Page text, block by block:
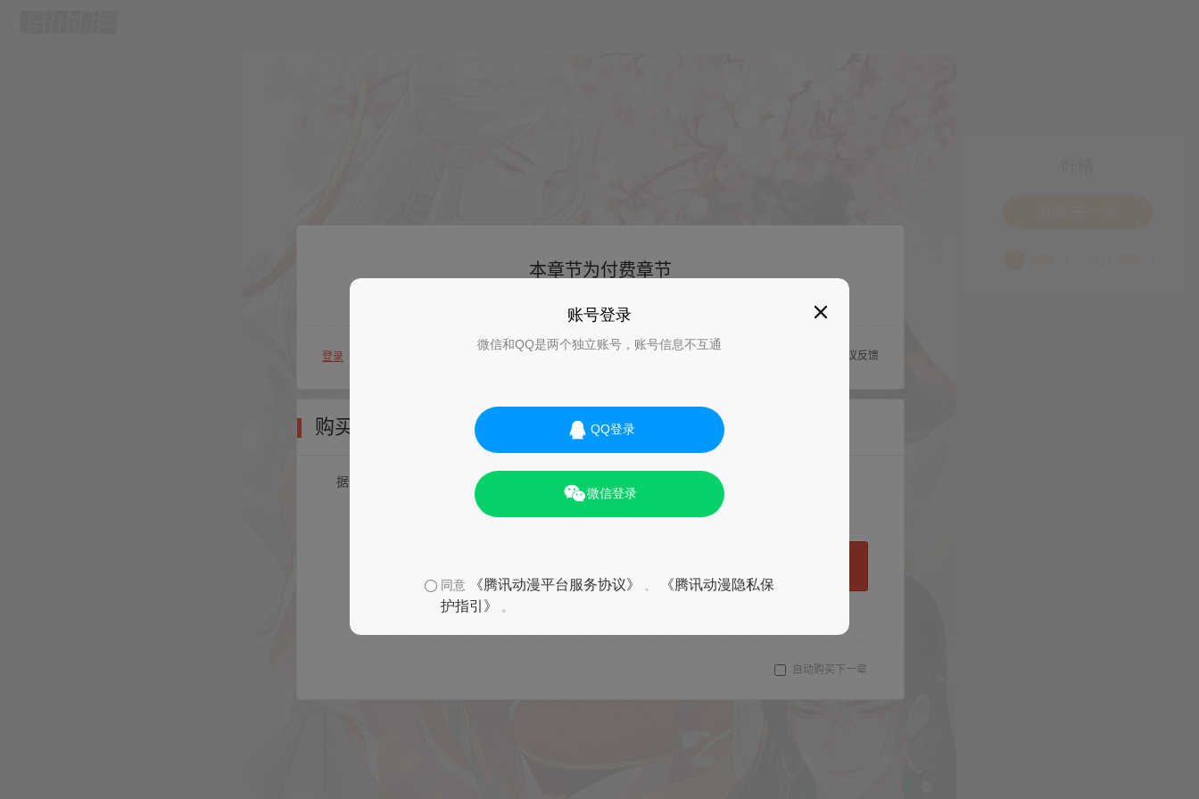
账号登录
微信和QQ是两个独立账号，账号信息不互通
QQ登录
微信登录
同意 《腾讯动漫平台服务协议》
《腾讯动漫隐私保
护指引》
。